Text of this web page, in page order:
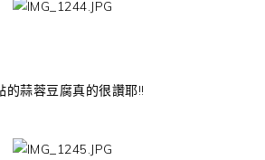
的蒜蓉豆腐真的很讚耶!!